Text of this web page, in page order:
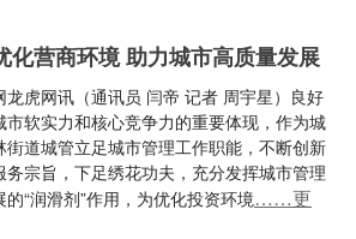
化营商环境 助力城市高质量发展
龙虎网讯（通讯员 闫帝 记者 周宇星）良好
市软实力和核心竞争力的重要体现，作为城
街道城管立足城市管理工作职能，不断创新
宗旨，下足绣花功夫，充分发挥城市管理
“润滑剂”作用，为优化投资环境……更